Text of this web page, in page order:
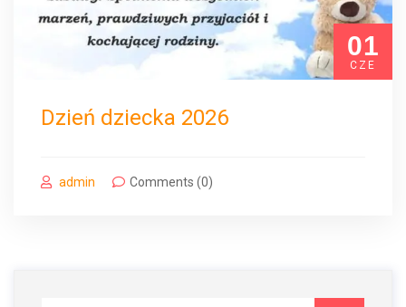
01
CZE
Dzień dziecka 2026
admin Comments (0)